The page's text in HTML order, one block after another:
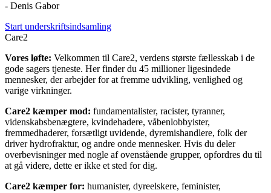
- Denis Gabor
Start underskriftsindsamling
Care2
Vores løfte: Velkommen til Care2, verdens største fællesskab i de
gode sagers tjeneste. Her finder du 45 millioner ligesindede
mennesker, der arbejder for at fremme udvikling, venlighed og
varige virkninger.
Care2 kæmper mod: fundamentalister, racister, tyranner,
videnskabsbenægtere, kvindehadere, våbenlobbyister,
fremmedhaderer, forsætligt uvidende, dyremishandlere, folk der
driver hydrofraktur, og andre onde mennesker. Hvis du deler
overbevisninger med nogle af ovenstående grupper, opfordres du til
at gå videre, dette er ikke et sted for dig.
Care2 kæmper for: humanister, dyreelskere, feminister,